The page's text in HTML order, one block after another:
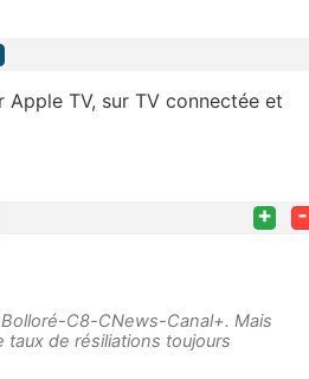
TV, sur TV connectée et
+ -
C8-CNews-Canal+. Mais
de résiliations toujours